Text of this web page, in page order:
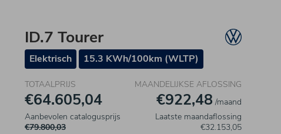
ID.7 Tourer
Elektrisch 15.3 KWh/100km (WLTP)
TOTAALPRIJS
€64.605,04
Aanbevolen catalogusprijs
€79.800,03
MAANDELIJKSE AFLOSSING
€922,48 /maand
Laatste maandaflossing
€32.153,05